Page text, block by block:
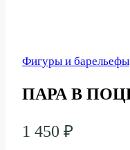
Фигуры и барельефы
ПАРА В
1 450 ₽